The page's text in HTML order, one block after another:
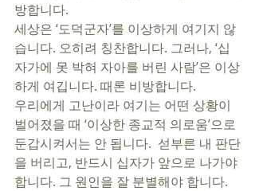
방합니다.
세상은 ‘도덕군자’를 이상하게 여기지 않
습니다. 오히려 칭찬합니다. 그러나, ‘십
자가에 못 박혀 자아를 버린 사람’은 이상
하게 여깁니다. 때론 비방합니다.
우리에게 고난이라 여기는 어떤 상황이
벌어졌을 때 ‘이상한 종교적 의로움’으로
둔갑시켜서는 안 됩니다.  섣부른 내 판단
을 버리고, 반드시 십자가 앞으로 나가야
합니다. 그 원인을 잘 분별해야 합니다.